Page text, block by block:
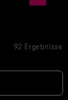
92 Ergebnisse